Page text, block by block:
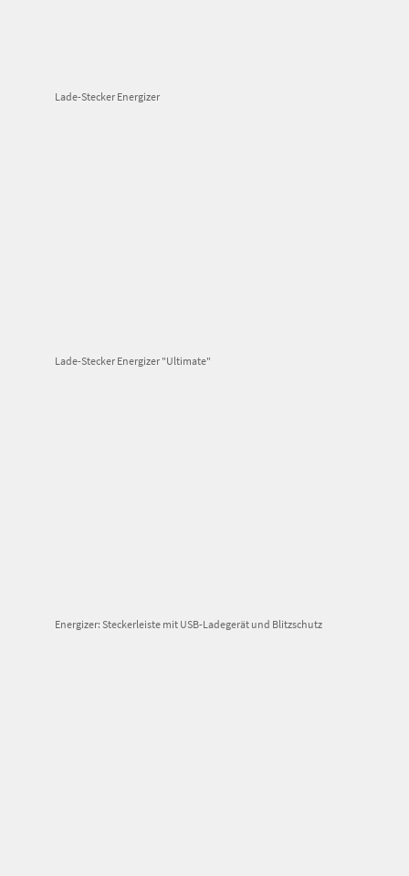
Lade-Stecker Energizer
Lade-Stecker Energizer "Ultimate"
Energizer: Steckerleiste mit USB-Ladegerät und Blitzschutz